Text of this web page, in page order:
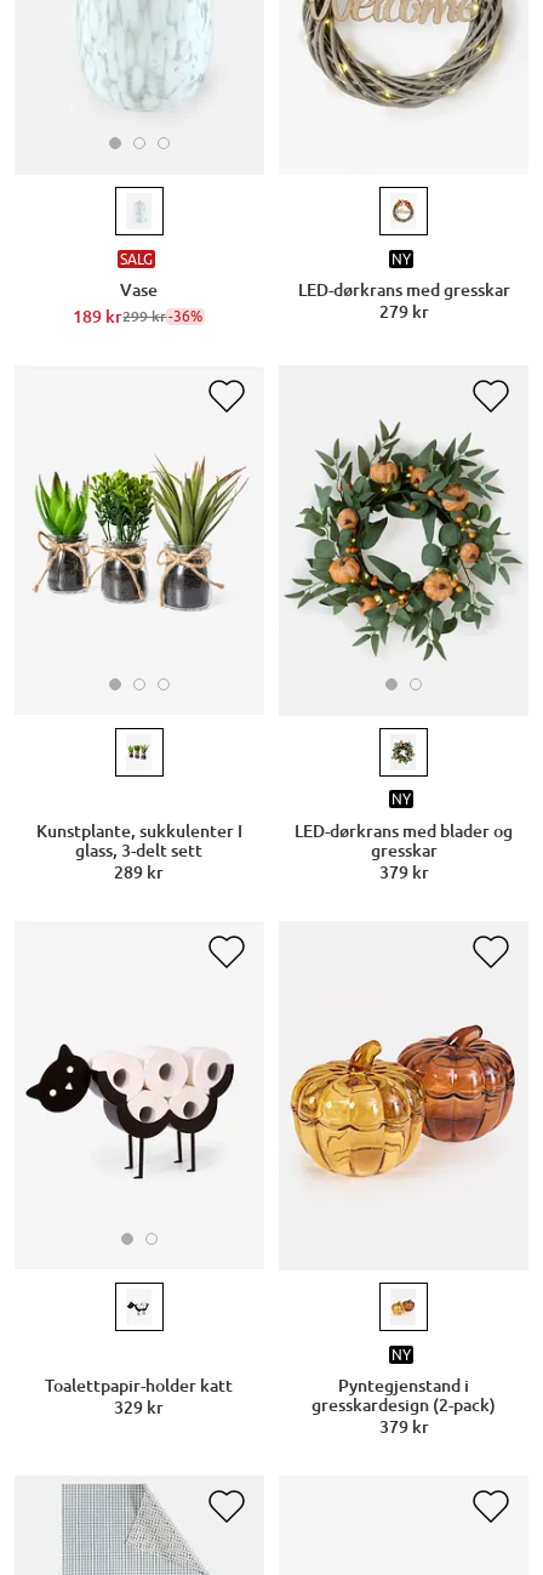
SALG
Vase
189 kr299 kr-36%
NY
LED-dørkrans med gresskar
279 kr
Kunstplante, sukkulenter I
glass, 3-delt sett
289 kr
NY
LED-dørkrans med blader og
gresskar
379 kr
Toalettpapir-holder katt
329 kr
NY
Pyntegjenstand i
gresskardesign (2-pack)
379 kr